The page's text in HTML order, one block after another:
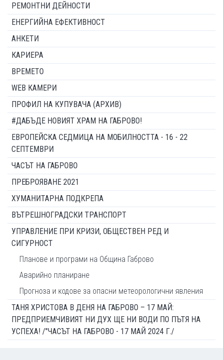
РЕМОНТНИ ДЕЙНОСТИ
ЕНЕРГИЙНА ЕФЕКТИВНОСТ
АНКЕТИ
КАРИЕРА
ВРЕМЕТО
WEB КАМЕРИ
ПРОФИЛ НА КУПУВАЧА (АРХИВ)
#ДАБЪДЕ НОВИЯТ ХРАМ НА ГАБРОВО!
ЕВРОПЕЙСКА СЕДМИЦА НА МОБИЛНОСТТА - 16 - 22
СЕПТЕМВРИ
ЧАСЪТ НА ГАБРОВО
ПРЕБРОЯВАНЕ 2021
ХУМАНИТАРНА ПОДКРЕПА
ВЪТРЕШНОГРАДСКИ ТРАНСПОРТ
УПРАВЛЕНИЕ ПРИ КРИЗИ, ОБЩЕСТВЕН РЕД И
СИГУРНОСТ
Планове и програми на Община Габрово
Аварийно планиране
Прогноза и кодове за опасни метеорологични явления
ТАНЯ ХРИСТОВА В ДЕНЯ НА ГАБРОВО – 17 МАЙ:
ПРЕДПРИЕМЧИВИЯТ НИ ДУХ ЩЕ НИ ВОДИ ПО ПЪТЯ НА
УСПЕХА! /"ЧАСЪТ НА ГАБРОВО - 17 МАЙ 2024 Г./